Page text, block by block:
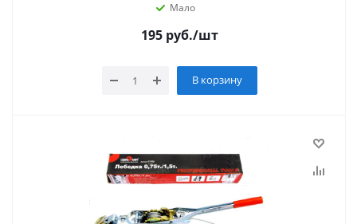
Мало
195руб./шт
В корзину